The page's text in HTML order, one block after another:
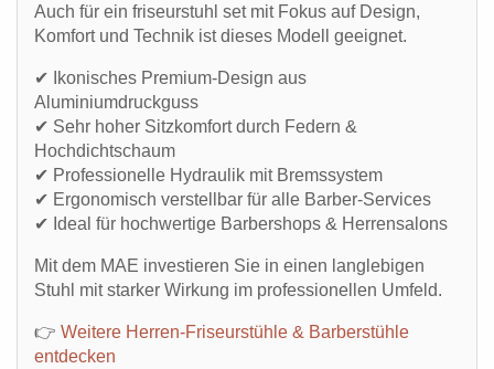
Auch für ein friseurstuhl setmit Fokus auf Design,
Komfort und Technik ist dieses Modell geeignet.
✔ Ikonisches Premium-Design aus
Aluminiumdruckguss
✔ Sehr hoher Sitzkomfort durch Federn &
Hochdichtschaum
✔ Professionelle Hydraulik mit Bremssystem
✔ Ergonomisch verstellbar für alle Barber-Services
✔ Ideal für hochwertige Barbershops & Herrensalons
Mit dem MAE investieren Sie in einen langlebigen
Stuhl mit starker Wirkung im professionellen Umfeld.
👉 Weitere Herren-Friseurstühle & Barberstühle
entdecken